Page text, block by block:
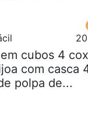
cubos 4
com casca
polpa de...